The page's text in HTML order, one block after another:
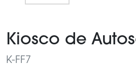
of
2
Kiosco de
K-FF7